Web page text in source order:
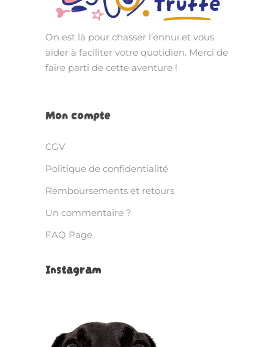
On est là pour chasser l’ennui et vous
aider à faciliter votre quotidien. Merci de
faire parti de cette aventure !
Mon compte
CGV
Politique de confidentialité
Remboursements et retours
Un commentaire ?
FAQ Page
Instagram